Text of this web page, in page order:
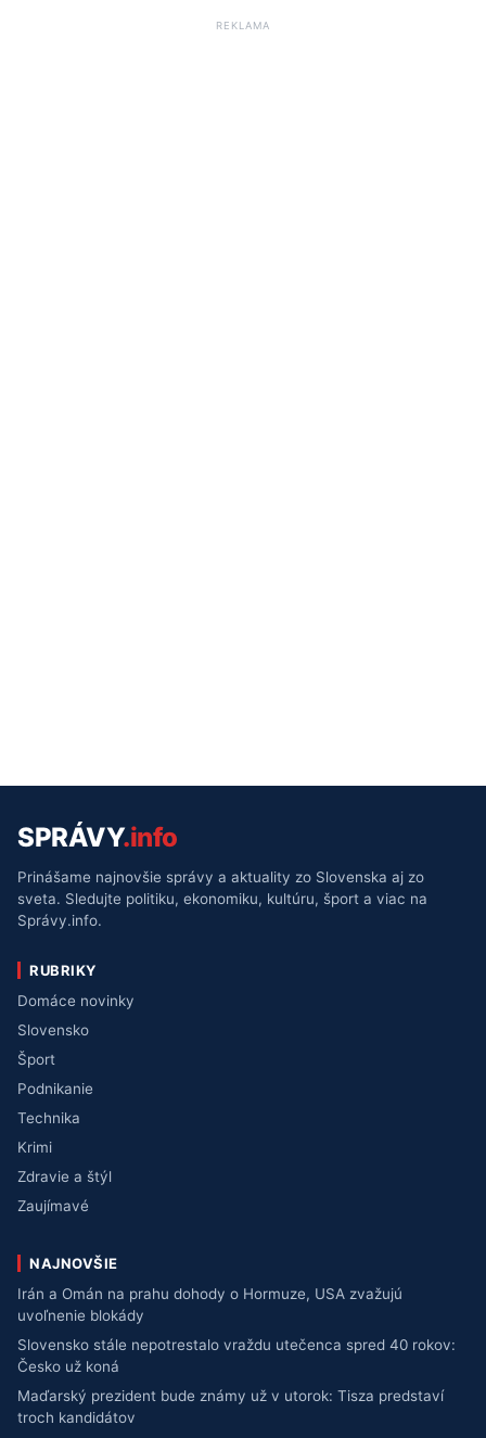
REKLAMA
SPRÁVY.info
Prinášame najnovšie správy a aktuality zo Slovenska aj zo
sveta. Sledujte politiku, ekonomiku, kultúru, šport a viac na
Správy.info.
RUBRIKY
Domáce novinky
Slovensko
Šport
Podnikanie
Technika
Krimi
Zdravie a štýl
Zaujímavé
NAJNOVŠIE
Irán a Omán na prahu dohody o Hormuze, USA zvažujú
uvoľnenie blokády
Slovensko stále nepotrestalo vraždu utečenca spred 40 rokov:
Česko už koná
Maďarský prezident bude známy už v utorok: Tisza predstaví
troch kandidátov